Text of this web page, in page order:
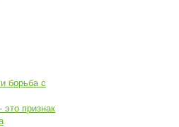
борьба с
признак